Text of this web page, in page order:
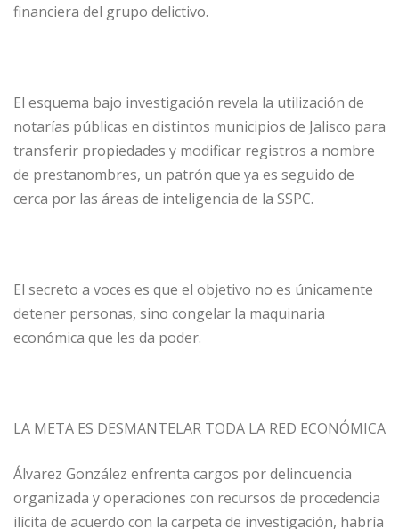
financiera del grupo delictivo.
El esquema bajo investigación revela la utilización de
notarías públicas en distintos municipios de Jalisco para
transferir propiedades y modificar registros a nombre
de prestanombres, un patrón que ya es seguido de
cerca por las áreas de inteligencia de la SSPC.
El secreto a voces es que el objetivo no es únicamente
detener personas, sino congelar la maquinaria
económica que les da poder.
LA META ES DESMANTELAR TODA LA RED ECONÓMICA
Álvarez González enfrenta cargos por delincuencia
organizada y operaciones con recursos de procedencia
ilícita de acuerdo con la carpeta de investigación, habría